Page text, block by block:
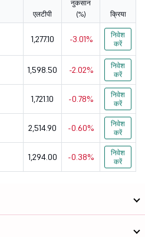
एलटीपी
नुकसान
(%)
क्रिया
1,277.10 -3.01%
निवेश
करें
1,598.50 -2.02%
निवेश
करें
1,721.10 -0.78%
निवेश
करें
2,514.90 -0.60%
निवेश
करें
1,294.00 -0.38%
निवेश
करें